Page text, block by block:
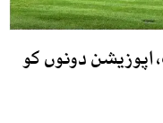
دونوں کو